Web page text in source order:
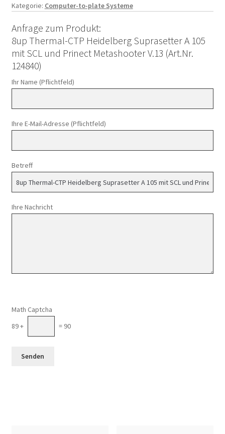
Kategorie: Computer-to-plate Systeme
Anfrage zum Produkt:
8up Thermal-CTP Heidelberg Suprasetter A 105
mit SCL und Prinect Metashooter V.13 (Art.Nr.
124840)
Ihr Name (Pflichtfeld)
Ihre E-Mail-Adresse (Pflichtfeld)
Betreff
Ihre Nachricht
Math Captcha
89 +
= 90